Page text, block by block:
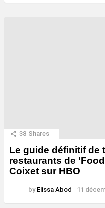
38 Shares
Le guide définitif de
restaurants de
Coixet sur HBO
by Elissa Abod 11